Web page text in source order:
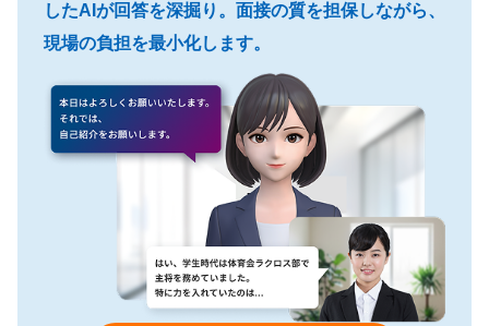
したAIが回答を深掘り。面接の質を担保しながら、
現場の負担を最小化します。